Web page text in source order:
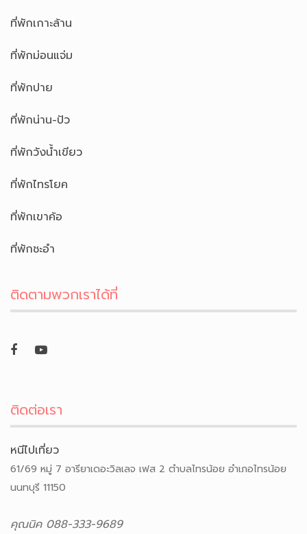
ที่พักเกาะล้าน
ที่พักม่อนแจ่ม
ที่พักปาย
ที่พักน่าน-ปัว
ที่พักวังน้ำเขียว
ที่พักไทรโยค
ที่พักเขาค้อ
ที่พักชะอำ
ติดตามพวกเราได้ที่
ติดต่อเรา
หนีไปเที่ยว
61/69 หมู่ 7 อารียาเดอะวิลเลจ เฟส 2 ตำบลไทรน้อย อำเภอไทรน้อย
นนทบุรี 11150
คุณนิค 088-333-9689